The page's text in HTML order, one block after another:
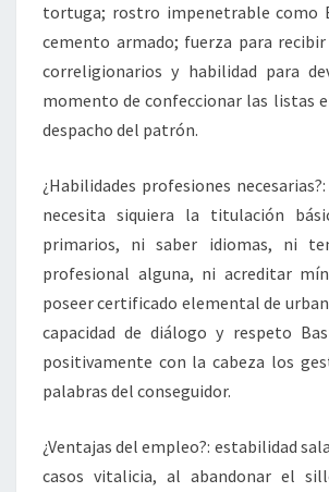
tortuga; rostro impenetrable como
cemento armado; fuerza para
correligionarios y habilidad para
momento de confeccionar las listas
despacho del patrón.
¿Habilidades profesiones
necesita siquiera la titulación
primarios, ni saber idiomas, ni
profesional alguna, ni acreditar
poseer certificado elemental de
capacidad de diálogo y respeto
positivamente con la cabeza los
palabras del conseguidor.
¿Ventajas del empleo?: estabilidad
casos vitalicia, al abandonar el